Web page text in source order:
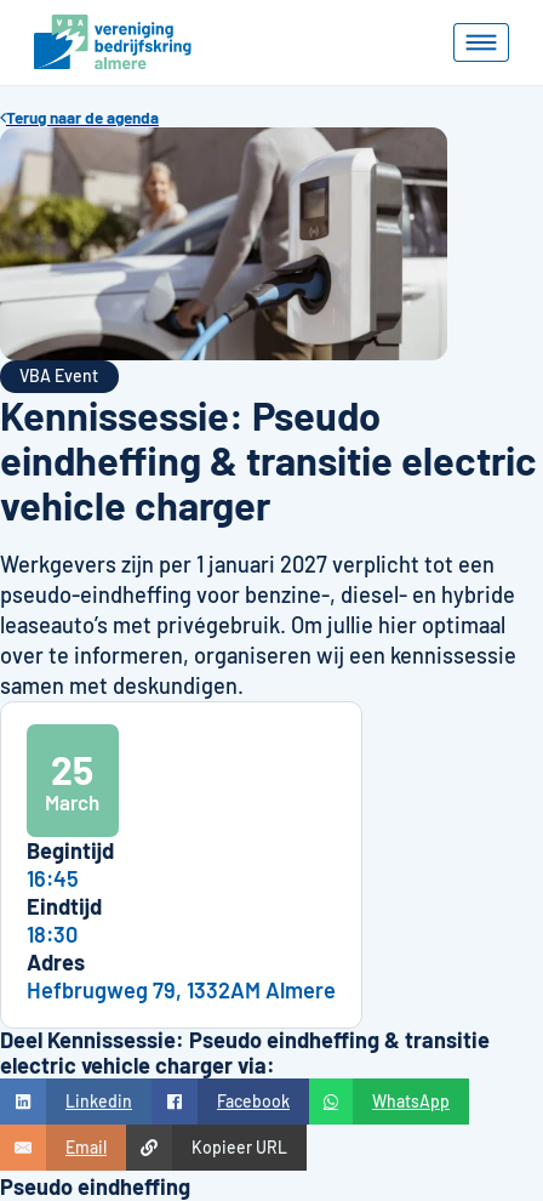
Terug naar de agenda
VBA Event
Kennissessie: Pseudo
eindheffing & transitie electric
vehicle charger
Werkgevers zijn per 1 januari 2027 verplicht tot een
pseudo-eindheffing voor benzine-, diesel- en hybride
leaseauto’s met privégebruik. Om jullie hier optimaal
over te informeren, organiseren wij een kennissessie
samen met deskundigen.
25
March
Begintijd
16:45
Eindtijd
18:30
Adres
Hefbrugweg 79, 1332AM Almere
Deel Kennissessie: Pseudo eindheffing & transitie
electric vehicle charger via:
Linkedin Facebook WhatsApp
Email Kopieer URL
Pseudo eindheffing